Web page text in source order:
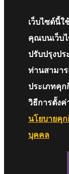
เว็บไซต์นี้ใ
คุณบนเว็บไ
ปรับปรุงป
ท่านสามาร
ประเภทคุก
วิธีการตั้งค่
นโยบายคุก
บุคคล